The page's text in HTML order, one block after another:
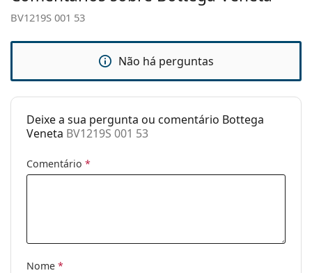
mola:
Sim
Pano de
limpeza:
Sim
Outros
Género:
Mulher
Categoria:
BV1219S 001 53
Não há perguntas
Deixe a sua pergunta ou comentário Bottega
Veneta BV1219S 001 53
Comentário *
Nome *